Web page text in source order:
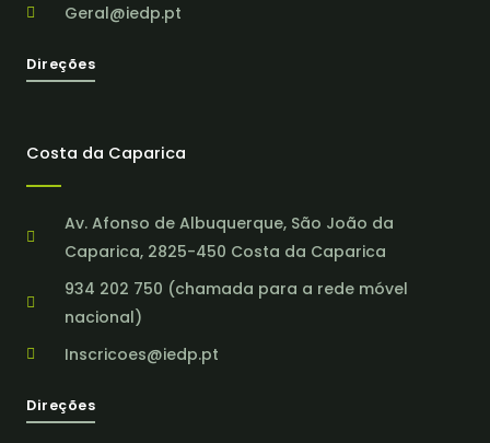
Geral@iedp.pt
Direções
Costa da Caparica
Av. Afonso de Albuquerque, São João da
Caparica, 2825-450 Costa da Caparica
934 202 750 (chamada para a rede móvel
nacional)
Inscricoes@iedp.pt
Direções